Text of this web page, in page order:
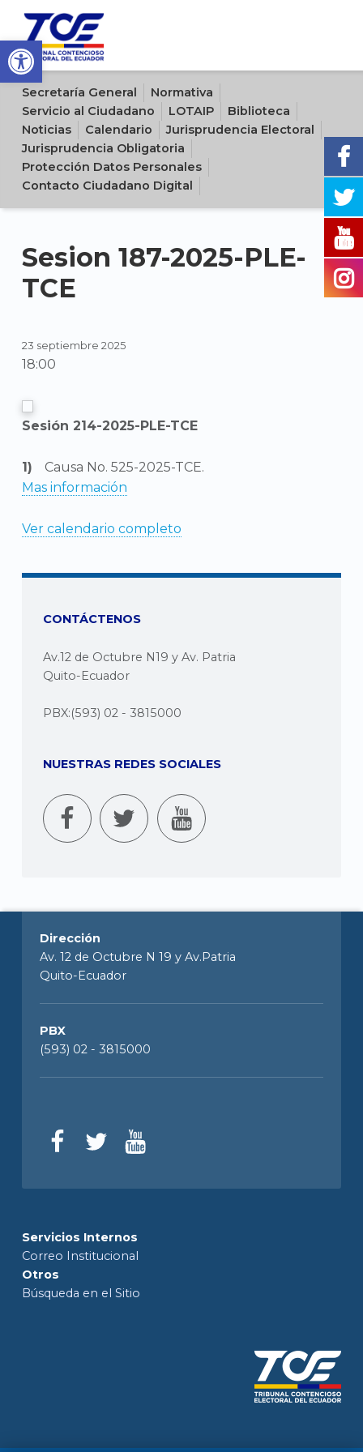
Open toolbar
Sitio oficial del Tribunal Contencioso Electoral del Ecuador
Secretaría General
Normativa
Servicio al Ciudadano
LOTAIP
Biblioteca
Noticias
Calendario
Jurisprudencia Electoral
Jurisprudencia Obligatoria
Protección Datos Personales
Contacto Ciudadano Digital
Sesion 187-2025-PLE-
TCE
23 septiembre 2025
18:00
Sesión 214-2025-PLE-TCE
Causa No. 525-2025-TCE.
Mas información
Ver calendario completo
CONTÁCTENOS
Av.12 de Octubre N19 y Av. Patria
Quito-Ecuador
PBX:(593) 02 - 3815000
NUESTRAS REDES SOCIALES
Dirección
Av. 12 de Octubre N 19 y Av.Patria
Quito-Ecuador
PBX
(593) 02 - 3815000
Servicios Internos
Correo Institucional
Otros
Búsqueda en el Sitio